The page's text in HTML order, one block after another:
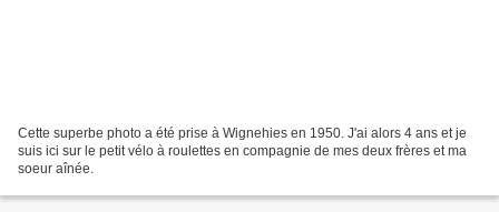
Cette superbe photo a été prise à Wignehies en 1950. J'ai alors 4 ans et je
suis ici sur le petit vélo à roulettes en compagnie de mes deux frères et ma
soeur aînée.